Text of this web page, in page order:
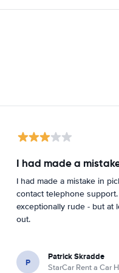
I had made a
I had made a mistake in
contact telephone
exceptionally rude - but at
out.
P Patrick Skradde
StarCar Rent a Car